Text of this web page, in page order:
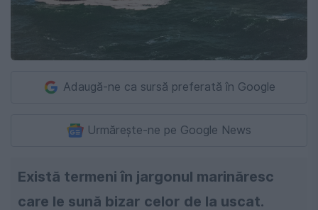
Adaugă-ne ca sursă preferată în Google
Urmărește-ne pe Google News
Există termeni în jargonul marinăresc
care le sună bizar celor de la uscat.